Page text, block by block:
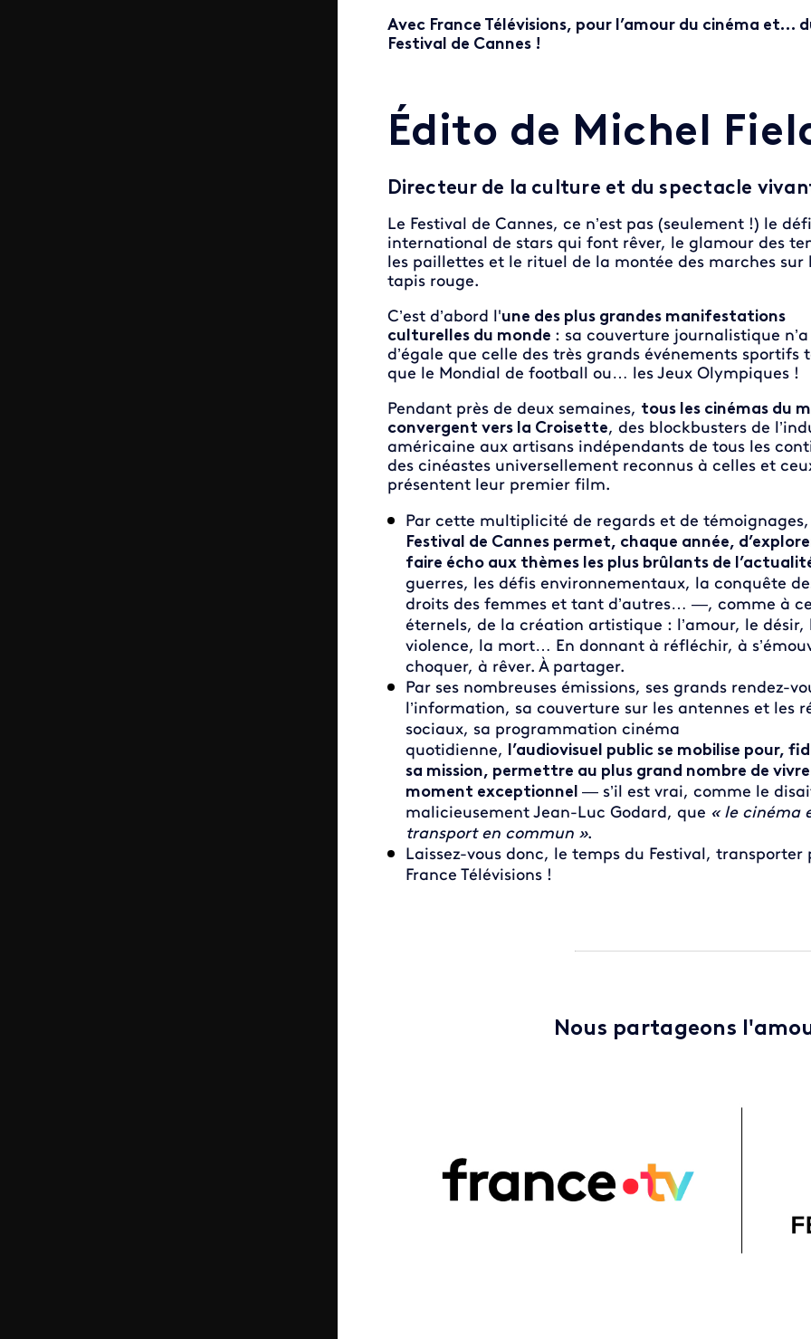
Avec France Télévisions, pour l’amour du cinéma et…
Festival de Cannes !
Édito de Michel
Directeur de la culture et du spectacle
Le Festival de Cannes, ce n’est pas (seulement !) le
international de stars qui font rêver, le glamour des
les paillettes et le rituel de la montée des marches sur
tapis rouge.
C’est d’abord l'une des plus grandes manifestations
culturelles du monde : sa couverture journalistique n’a
d’égale que celle des très grands événements sportifs
que le Mondial de football ou… les Jeux Olympiques !
Pendant près de deux semaines, tous les cinémas du
convergent vers la Croisette, des blockbusters de
américaine aux artisans indépendants de tous les
des cinéastes universellement reconnus à celles et
présentent leur premier film.
Par cette multiplicité de regards et de témoignages,
Festival de Cannes permet, chaque année,
faire écho aux thèmes les plus brûlants de
guerres, les défis environnementaux, la conquête
droits des femmes et tant d’autres… —, comme à
éternels, de la création artistique : l’amour, le désir,
violence, la mort… En donnant à réfléchir, à
choquer, à rêver. À partager.
Par ses nombreuses émissions, ses grands rendez-
l’information, sa couverture sur les antennes et les
sociaux, sa programmation cinéma
quotidienne, l’audiovisuel public se mobilise pour,
sa mission, permettre au plus grand nombre de
moment exceptionnel — s’il est vrai, comme le
malicieusement Jean-Luc Godard, que « le cinéma
transport en commun ».
Laissez-vous donc, le temps du Festival, transporter
France Télévisions !
Nous partageons